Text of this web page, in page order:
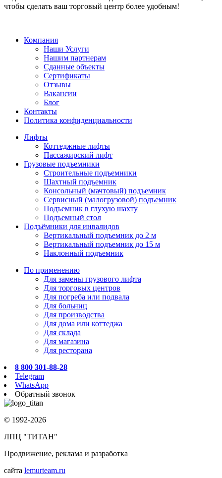
чтобы сделать ваш торговый центр более удобным!
Компания
Наши Услуги
Нашим партнерам
Сданные объекты
Сертификаты
Отзывы
Вакансии
Блог
Контакты
Политика конфиденциальности
Лифты
Коттеджные лифты
Пассажирский лифт
Грузовые подъемники
Строительные подъемники
Шахтный подъемник
Консольный (мачтовый) подъемник
Сервисный (малогрузовой) подъемник
Подъемник в глухую шахту
Подъемный стол
Подъёмники для инвалидов
Вертикальный подъемник до 2 м
Вертикальный подъемник до 15 м
Наклонный подъемник
По применению
Для замены грузового лифта
Для торговых центров
Для погреба или подвала
Для больниц
Для производства
Для дома или коттеджа
Для склада
Для магазина
Для ресторана
8 800 301-88-28
Telegram
WhatsApp
Обратный звонок
© 1992-2026
ЛПЦ "ТИТАН"
Продвижение, реклама и разработка
сайта lemurteam.ru